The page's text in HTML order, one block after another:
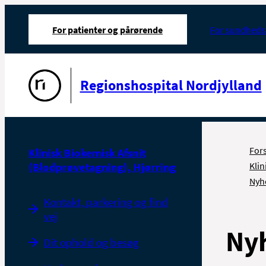
For patienter og pårørende For
Regionshospital Nordjylland
Klinisk Biokemisk Afsnit
(Blodprøvetagning), Hjørring
Kontakt, parkering og find
vej
Dit ophold og besøg